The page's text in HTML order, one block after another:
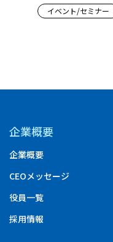
イベント/セミナー
企業概要
企業概要
CEOメッセージ
役員一覧
採用情報